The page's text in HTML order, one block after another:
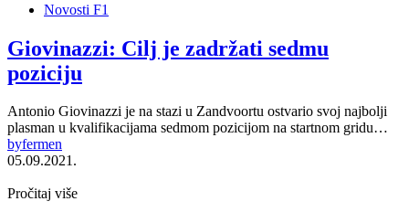
Novosti F1
Giovinazzi: Cilj je zadržati sedmu
poziciju
Antonio Giovinazzi je na stazi u Zandvoortu ostvario svoj najbolji
plasman u kvalifikacijama sedmom pozicijom na startnom gridu…
byfermen
05.09.2021.
Pročitaj više